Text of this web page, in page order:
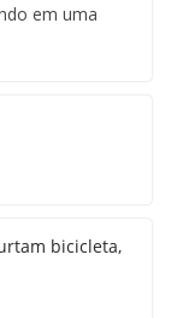
em uma
bicicleta,